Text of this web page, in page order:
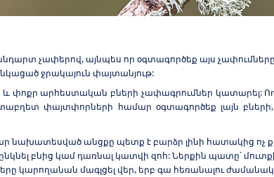
չափերով, այնպես որ օգտագործեք այս
ջրակայուն փայտանյութ:
և փոքր արհեստական բների չափագրումներ կատարել:
փայտփորների համար օգտագործեք լայն
նախատեսված անցքը պետք է բարձր լինի հատակից ոչ
բնից կամ դառնալ կատվի զոհ: Ներքին պատը`
կարողանան մագլցել վեր, երբ գա հեռանալու